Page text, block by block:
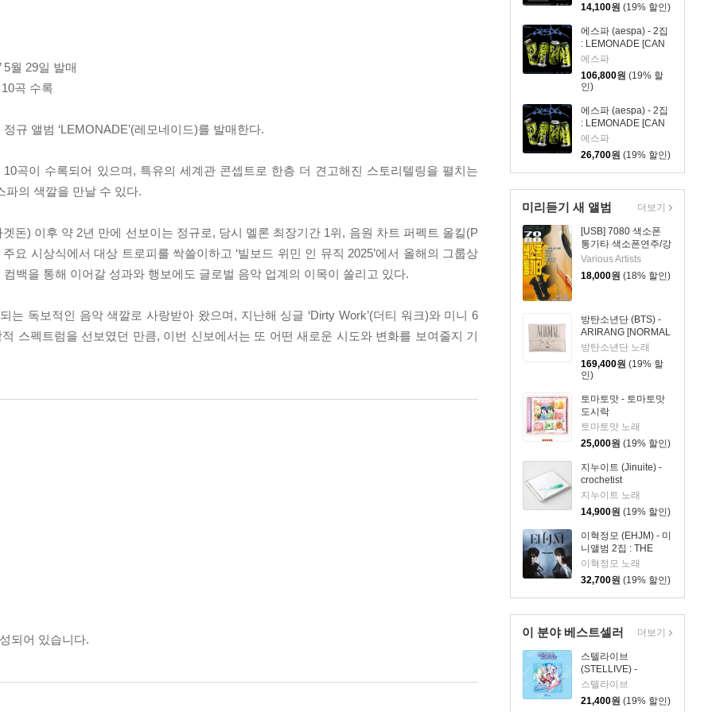
14,100원 (19% 할인)
에스파 (aespa) - 2집
: LEMONADE [CAN
Ver.][4종 SET]
에스파
106,800원 (19% 할
인)
에스파 (aespa) - 2집
: LEMONADE [CAN
Ver.][4종 중 1종 랜덤
발송]
에스파
26,700원 (19% 할인)
미리듣기 새 앨범
[USB] 7080 색소폰
통기타 색소폰연주/강
승용
Various Artists
18,000원 (18% 할인)
방탄소년단 (BTS) -
ARIRANG [NORMAL
x CALVIN KLEIN
SLEEPWEAR]
방탄소년단 노래
169,400원 (19% 할
인)
토마토맛 - 토마토맛
도시락
토마토맛 노래
25,000원 (19% 할인)
지누이트 (Jinuite) -
crochetist
지누이트 노래
14,900원 (19% 할인)
이혁정모 (EHJM) - 미
니앨범 2집 : THE
MEN
이혁정모 노래
32,700원 (19% 할인)
더보기
이 분야 베스트셀러
스텔라이브
(STELLIVE) -
STELLIVE Cliche 1st
EP 「Colorful
Strokes」 - CD Ver.
스텔라이브
21,400원 (19% 할인)
더보기
5월 29일 발매
곡 수록
규 앨범 ‘LEMONADE’(레모네이드)를 발매한다.
10곡이 수록되어 있으며, 특유의 세계관 콘셉트로 한층 더 견고해진 스토리텔링을 펼치는
파의 색깔을 만날 수 있다.
겟돈) 이후 약 2년 만에 선보이는 정규로, 당시 멜론 최장기간 1위, 음원 차트 퍼펙트 올킬(P
요 시상식에서 대상 트로피를 싹쓸이하고 ‘빌보드 위민 인 뮤직 2025’에서 올해의 그룹상
백을 통해 이어갈 성과와 행보에도 글로벌 음악 업계의 이목이 쏠리고 있다.
는 독보적인 음악 색깔로 사랑받아 왔으며, 지난해 싱글 ‘Dirty Work’(더티 워크)와 미니 6
스펙트럼을 선보였던 만큼, 이번 신보에서는 또 어떤 새로운 시도와 변화를 보여줄지 기
되어 있습니다.